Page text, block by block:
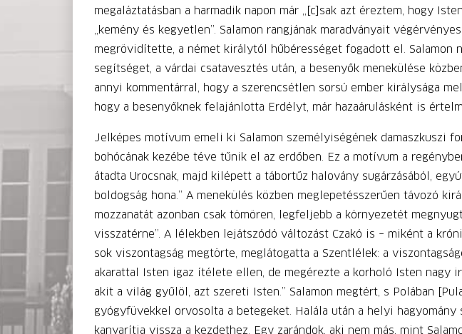
megaláztatásban a harmadik napon már „[c]sak azt éreztem, hogy
„kemény és kegyetlen”. Salamon rangjának maradványait
megrövidítette, a német királytól hűbérességet fogadott el.
segítséget, a várdai csatavesztés után, a besenyők menekülése
annyi kommentárral, hogy a szerencsétlen sorsú ember királysága
hogy a besenyőknek felajánlotta Erdélyt, már hazaárulásként is
Jelképes motívum emeli ki Salamon személyiségének damaszkuszi
bohócának kezébe téve tűnik el az erdőben. Ez a motívum a
átadta Urocsnak, majd kilépett a tábortűz halovány sugárzásából,
boldogság hona.” A menekülés közben meglepetésszerűen távozó
mozzanatát azonban csak tömören, legfeljebb a környezetét
visszatérne”. A lélekben lejátszódó változást Czakó is – miként a
sok viszontagság megtörte, meglátogatta a Szentlélek: a
akarattal Isten igaz ítélete ellen, de megérezte a korholó Isten
akit a világ gyűlöl, azt szereti Isten.” Salamon megtért, s Polában
gyógyfüvekkel orvosolta a betegeket. Halála után a helyi
kanyarítja vissza a kezdethez. Egy zarándok, aki nem más, mint